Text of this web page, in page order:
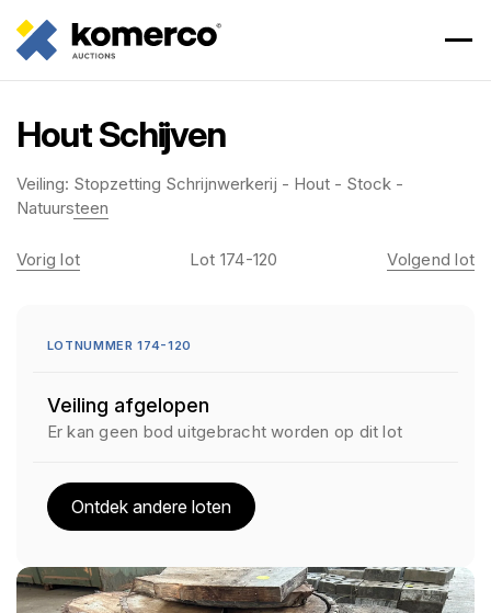
Hout Schijven
Veiling: Stopzetting Schrijnwerkerij - Hout - Stock -
Natuursteen
Vorig lot Lot 174-120 Volgend lot
LOTNUMMER 174-120
Veiling afgelopen
Er kan geen bod uitgebracht worden op dit lot
Ontdek andere loten